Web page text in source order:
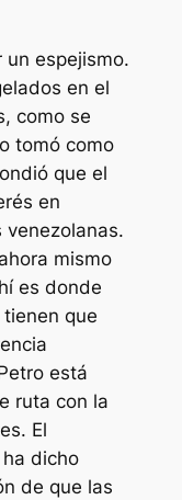
un espejismo.
en el
como se
tomó como
que el
en
mismo
es donde
que
está
ruta con la
El
dicho
de que las